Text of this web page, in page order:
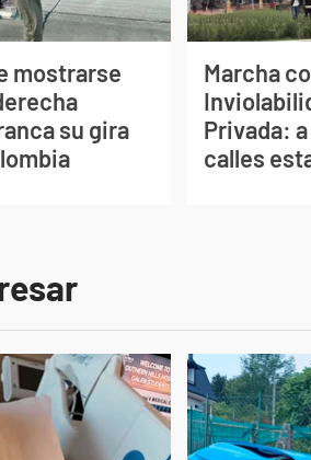
mostrarse
su gira
Marcha
Privada:
calles